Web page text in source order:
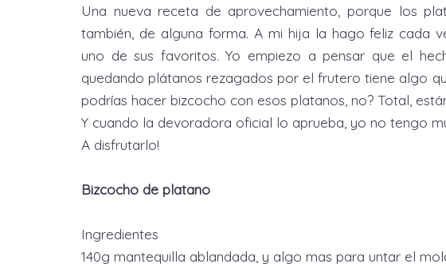
Una nueva receta de aprovechamiento, porque los
también, de alguna forma. A mi hija la hago feliz cada
uno de sus favoritos. Yo empiezo a pensar que el
quedando plátanos rezagados por el frutero tiene algo
podrías hacer bizcocho con esos platanos, no? Total,
Y cuando la devoradora oficial lo aprueba, yo no tengo
A disfrutarlo!
Bizcocho de platano
Ingredientes
140g mantequilla ablandada, y algo mas para untar el